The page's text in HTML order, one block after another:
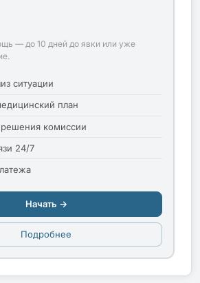
— до 10 дней до явки или уже
ситуации
план
комиссии
24/7
Начать →
Подробнее